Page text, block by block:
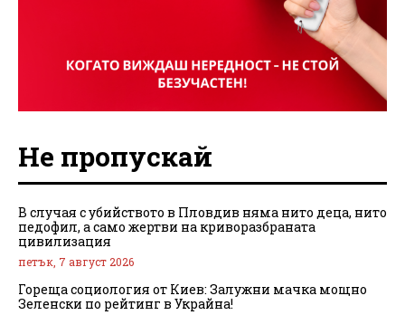
Не пропускай
В случая с убийството в Пловдив няма нито деца, нито
педофил, а само жертви на криворазбраната
цивилизация
петък, 7 август 2026
Гореща социология от Киев: Залужни мачка мощно
Зеленски по рейтинг в Украйна!